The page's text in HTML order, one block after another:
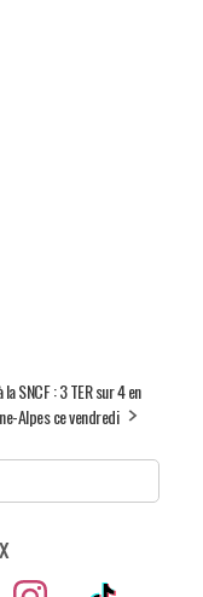
la SNCF : 3 TER sur 4 en
Alpes ce vendredi